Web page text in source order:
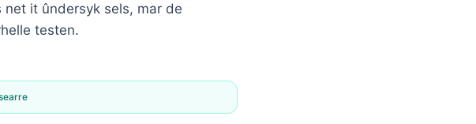
it ûndersyk sels, mar de
testen.